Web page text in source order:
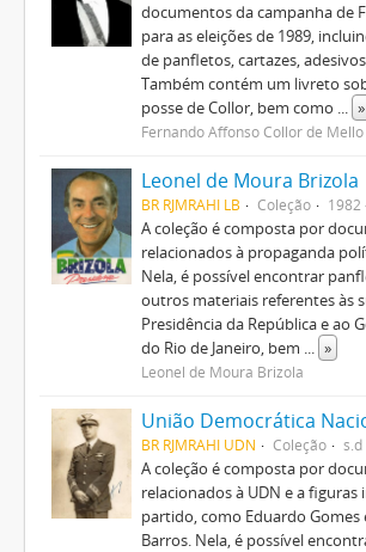
documentos da campanha de
para as eleições de 1989,
de panfletos, cartazes,
Também contém um livreto
posse de Collor, bem como ... »
Fernando Affonso Collor de Mello
Leonel de Moura Brizola
BR RJMRAHI LB Coleção 1982
A coleção é composta por
relacionados à propaganda
Nela, é possível encontrar
outros materiais referentes às
Presidência da República e ao
do Rio de Janeiro, bem ... »
Leonel de Moura Brizola
União Democrática
BR RJMRAHI UDN Coleção s.d
A coleção é composta por
relacionados à UDN e a
partido, como Eduardo Gomes
Barros. Nela, é possível